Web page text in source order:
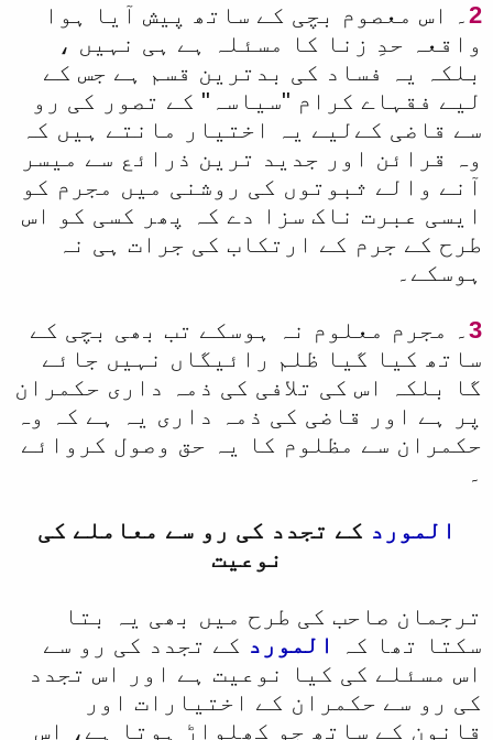
2۔ اس معصوم بچی کے ساتھ پیش آیا ہوا
واقعہ حدِ زنا کا مسئلہ ہے ہی نہیں ،
بلکہ یہ فساد کی بدترین قسم ہے جس کے
لیے فقہاے کرام "سیاسہ" کے تصور کی رو
سے قاضی کےلیے یہ اختیار مانتے ہیں کہ
وہ قرائن اور جدید ترین ذرائع سے میسر
آنے والے ثبوتوں کی روشنی میں مجرم کو
ایسی عبرت ناک سزا دے کہ پھر کسی کو اس
طرح کے جرم کے ارتکاب کی جرات ہی نہ
ہوسکے۔
3۔ مجرم معلوم نہ ہوسکے تب بھی بچی کے
ساتھ کیا گیا ظلم رائیگاں نہیں جائے
گا بلکہ اس کی تلافی کی ذمہ داری حکمران
پر ہے اور قاضی کی ذمہ داری یہ ہے کہ وہ
حکمران سے مظلوم کا یہ حق وصول کروائے
۔
المورد کے تجدد کی رو سے معاملے کی
نوعیت
ترجمان صاحب کی طرح میں بھی یہ بتا
سکتا تھا کہ
المورد کے تجدد کی رو سے
اس مسئلے کی کیا نوعیت ہے اور اس تجدد
کی رو سے حکمران کے اختیارات اور
قانون کے ساتھ جو کھلواڑ ہوتا ہے، اس